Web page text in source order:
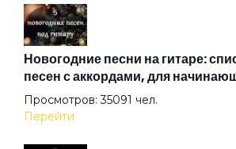
Война
Волк
Новогодние песни на гитаре:
песен с аккордами, для
Просмотров: 35091 чел.
Перейти